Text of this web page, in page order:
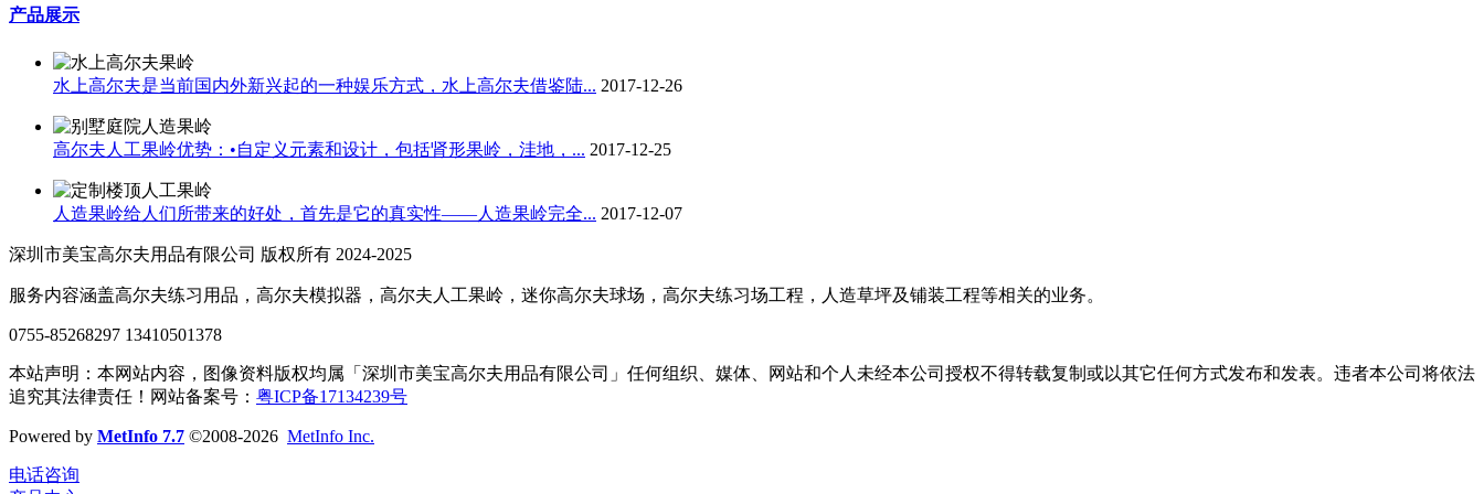
产品展示
水上高尔夫是当前国内外新兴起的一种娱乐方式，水上高尔夫借鉴陆... 2017-12-26
高尔夫人工果岭优势：•自定义元素和设计，包括肾形果岭，洼地，... 2017-12-25
人造果岭给人们所带来的好处，首先是它的真实性——人造果岭完全... 2017-12-07
深圳市美宝高尔夫用品有限公司 版权所有 2024-2025
服务内容涵盖高尔夫练习用品，高尔夫模拟器，高尔夫人工果岭，迷你高尔夫球场，高尔夫练习场工程，人造草坪及铺装工程等相关的业务。
0755-85268297 13410501378
本站声明：本网站内容，图像资料版权均属「深圳市美宝高尔夫用品有限公司」任何组织、媒体、网站和个人未经本公司授权不得转载复制或以其它任何方式发布和发表。违者本公司将依法
追究其法律责任！网站备案号： 粤ICP备17134239号
Powered by MetInfo 7.7 ©2008-2026 MetInfo Inc.
电话咨询